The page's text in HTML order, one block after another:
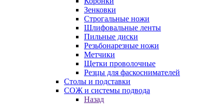
Зенковки
Строгальные ножи
Шлифовальные ленты
Пильные диски
Резьбонарезные ножи
Метчики
Щетки проволочные
Резцы для фаскоснимателей
Столы и подставки
СОЖ и системы подвода
Назад